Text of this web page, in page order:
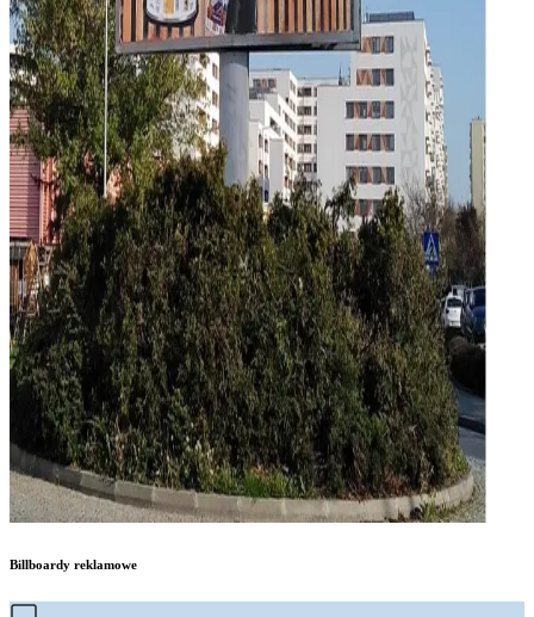
Billboardy reklamowe